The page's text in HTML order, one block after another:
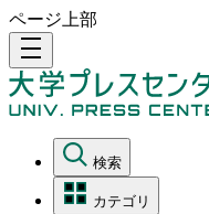
ページ上部
density_medium
検索
カテゴリ